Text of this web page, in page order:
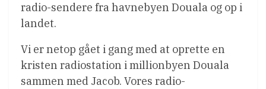
radio-sendere fra havnebyen Douala og op i
landet.
Vi er netop gået i gang med at oprette en
kristen radiostation i millionbyen Douala
sammen med Jacob. Vores radio-